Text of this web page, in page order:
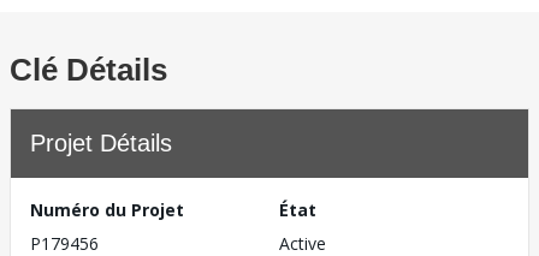
Clé Détails
Projet Détails
Numéro du Projet
P179456
État
Active